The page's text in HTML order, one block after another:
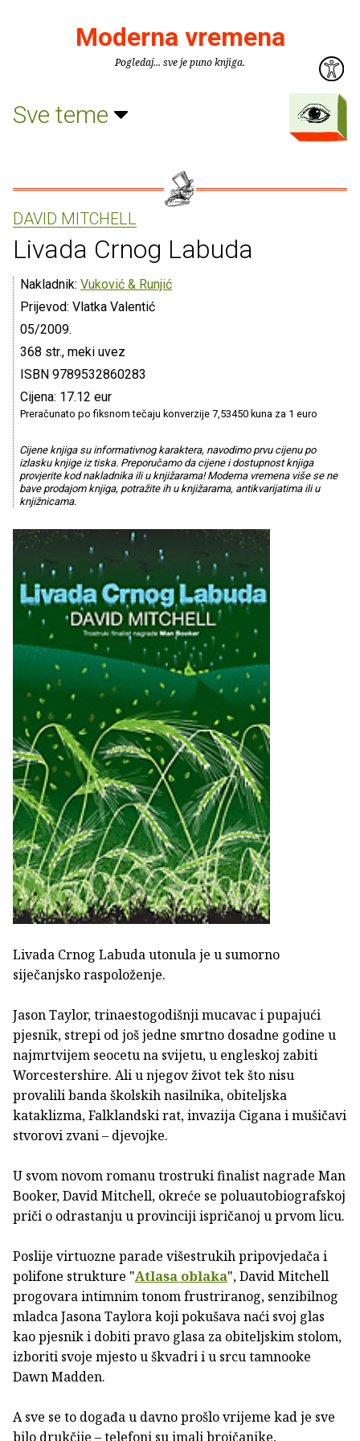
Moderna vremena
Pogledaj... sve je puno knjiga.
Sve teme
DAVID MITCHELL
Livada Crnog Labuda
Nakladnik: Vuković & Runjić
Prijevod: Vlatka Valentić
05/2009.
368 str., meki uvez
ISBN 9789532860283
Cijena: 17.12 eur
Preračunato po fiksnom tečaju konverzije 7,53450 kuna za 1 euro
Cijene knjiga su informativnog karaktera, navodimo prvu cijenu po
izlasku knjige iz tiska. Preporučamo da cijene i dostupnost knjiga
provjerite kod nakladnika ili u knjižarama! Moderna vremena više se ne
bave prodajom knjiga, potražite ih u knjižarama, antikvarijatima ili u
knjižnicama.
Livada Crnog Labuda utonula je u sumorno
siječanjsko raspoloženje.
Jason Taylor, trinaestogodišnji mucavac i pupajući
pjesnik, strepi od još jedne smrtno dosadne godine u
najmrtvijem seocetu na svijetu, u engleskoj zabiti
Worcestershire. Ali u njegov život tek što nisu
provalili banda školskih nasilnika, obiteljska
kataklizma, Falklandski rat, invazija Cigana i mušičavi
stvorovi zvani – djevojke.
U svom novom romanu trostruki finalist nagrade Man
Booker, David Mitchell, okreće se poluautobiografskoj
priči o odrastanju u provinciji ispričanoj u prvom licu.
Poslije virtuozne parade višestrukih pripovjedača i
polifone strukture "Atlasa oblaka", David Mitchell
progovara intimnim tonom frustriranog, senzibilnog
mladca Jasona Taylora koji pokušava naći svoj glas
kao pjesnik i dobiti pravo glasa za obiteljskim stolom,
izboriti svoje mjesto u škvadri i u srcu tamnooke
Dawn Madden.
A sve se to događa u davno prošlo vrijeme kad je sve
bilo drukčije – telefoni su imali brojčanike,